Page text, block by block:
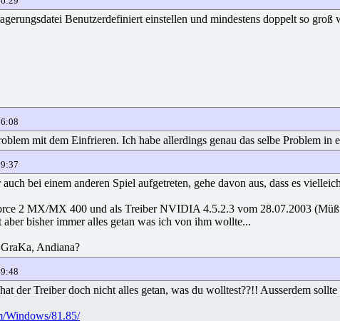
Benutzerdefiniert einstellen und mindestens doppelt so
mit dem Einfrieren. Ich habe allerdings genau das selbe Problem
bei einem anderen Spiel aufgetreten, gehe davon aus, dass es
2 MX/MX 400 und als Treiber NVIDIA 4.5.2.3 vom 28.07.2003
bisher immer alles getan was ich von ihm wollte...
Andiana?
der Treiber doch nicht alles getan, was du wolltest??!! Ausserdem
Windows/81.85/